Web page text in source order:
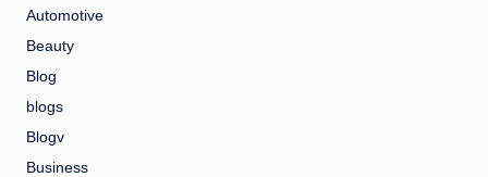
Automotive
Beauty
Blog
blogs
Blogv
Business